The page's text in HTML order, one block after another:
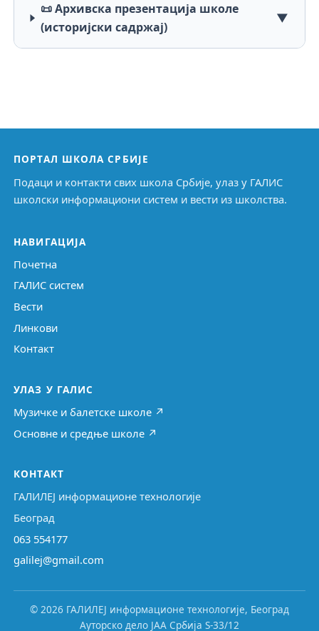
📜 Архивска презентација школе
(историјски садржај)
▼
ПОРТАЛ ШКОЛА СРБИЈЕ
Подаци и контакти свих школа Србије, улаз у ГАЛИС
школски информациони систем и вести из школства.
НАВИГАЦИЈА
Почетна
ГАЛИС систем
Вести
Линкови
Контакт
УЛАЗ У ГАЛИС
Музичке и балетске школе ↗
Основне и средње школе ↗
КОНТАКТ
ГАЛИЛЕЈ информационе технологије
Београд
063 554177
galilej@gmail.com
© 2026 ГАЛИЛЕЈ информационе технологије, Београд
Ауторско дело ЈАА Србија S-33/12